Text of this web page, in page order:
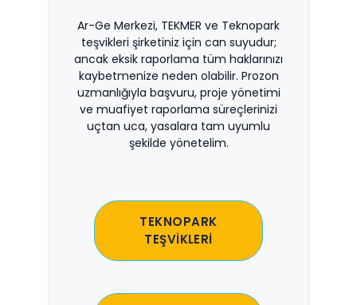
Ar-Ge Merkezi, TEKMER ve Teknopark
teşvikleri şirketiniz için can suyudur;
ancak eksik raporlama tüm haklarınızı
kaybetmenize neden olabilir. Prozon
uzmanlığıyla başvuru, proje yönetimi
ve muafiyet raporlama süreçlerinizi
uçtan uca, yasalara tam uyumlu
şekilde yönetelim.
TEKNOPARK
TEŞVİKLERİ